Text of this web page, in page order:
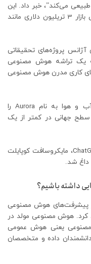
طبیعی می‌کند”، خبر داد. این
شرکت 30 ساله به جمع شرکت‌های با ارزش بازار 3 تریلیون دلاری مانند
آژانس پروژه‌های تحقیقاتی
یک تراشه هوش مصنوعی
کاری مدرن هوش مصنوعی
مایکروسافت ابزاری برای پیش‌بینی آب و هوا به نام Aurora را
سطح جهانی در کمتر از یک
رقابت چت‌بات‌های چند وجهی بین ChatGPT، مایکروسافت کوپایلت
داغ شد.
پیشرفت‌های هوش مصنوعی
کرد. هوش مصنوعی مولد در
یعنی هوش عمومی
داده و متخصصان